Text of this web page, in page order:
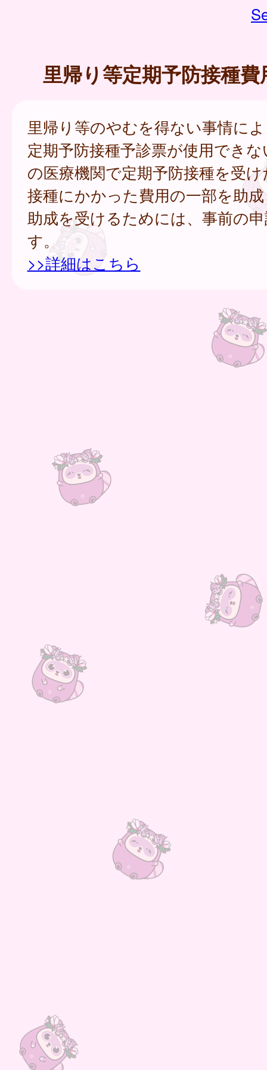
里帰り等定期予防接種費
里帰り等のやむを得ない事情に
定期予防接種予診票が使用でき
の医療機関で定期予防接種を受
接種にかかった費用の一部を助
助成を受けるためには、事前の
す。
>>詳細はこちら